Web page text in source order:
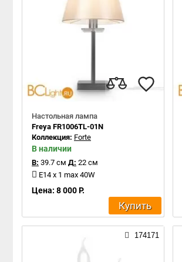
Настольная лампа
Freya FR1006TL-01N
Коллекция: Forte
В наличии
В: 39.7 см Д: 22 см
E14 x 1 max 40W
Цена: 8 000 Р.
Купить
174171